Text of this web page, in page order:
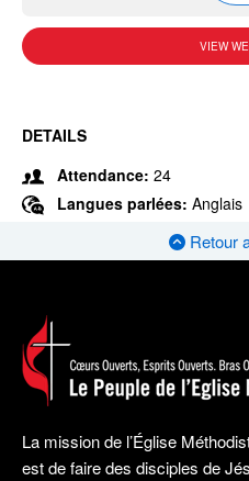
VIEW
DETAILS
Attendance: 24
Langues parlées: Anglais
Retour
La mission de l’Église
est de faire des disciples de